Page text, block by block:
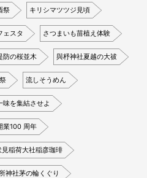
祭 キリシマツツジ見頃
ェスタ さつまいも苗植え体験
防の桜並木 與杼神社夏越の大祓
流しそうめん
味を集結させよ
業100 周年
見稲荷大社稲彦珈琲
神社茅の輪くぐり